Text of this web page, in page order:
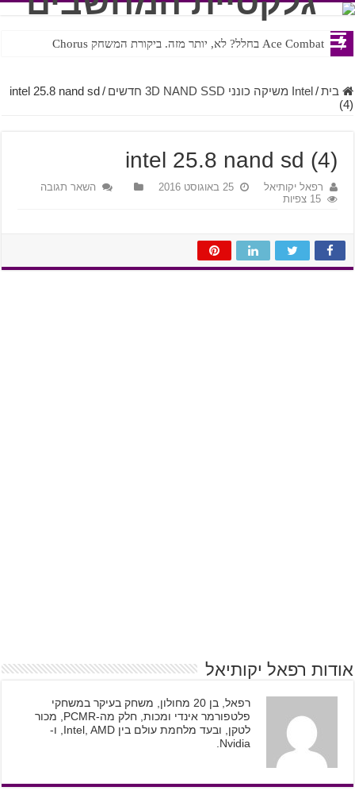
Ace Combat בחלל? לא, יותר מזה. ביקורת המשחק Chorus
Steven Universe והשירים שתורגמו בצורה נוראית לעברית
בית / Intel משיקה כונני 3D NAND SSD חדשים /
intel 25.8 nand sd
(4)
intel 25.8 nand sd (4)
רפאל יקותיאל 25 באוגוסט 2016
השאר תגובה
15 צפיות
אודות רפאל יקותיאל
רפאל, בן 20 מחולון, משחק בעיקר במשחקי
פלטפורמר אינדי ומכות, חלק מה-PCMR, מכור
לטקן, ובעד מלחמת עולם בין Intel, AMD, ו-
Nvidia.